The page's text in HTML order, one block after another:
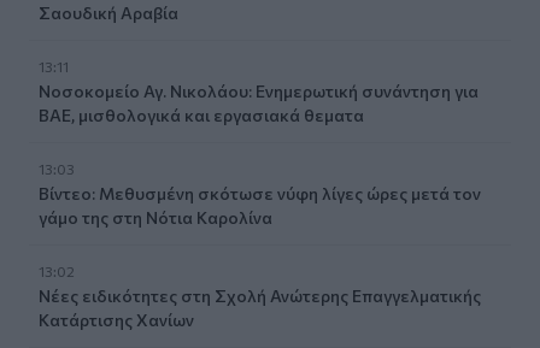
Σαουδική Αραβία
13:11
Νοσοκομείο Αγ. Νικολάου: Ενημερωτική συνάντηση για
ΒΑΕ, μισθολογικά και εργασιακά θεματα
13:03
Βίντεο: Μεθυσμένη σκότωσε νύφη λίγες ώρες μετά τον
γάμο της στη Νότια Καρολίνα
13:02
Νέες ειδικότητες στη Σχολή Ανώτερης Επαγγελματικής
Κατάρτισης Χανίων